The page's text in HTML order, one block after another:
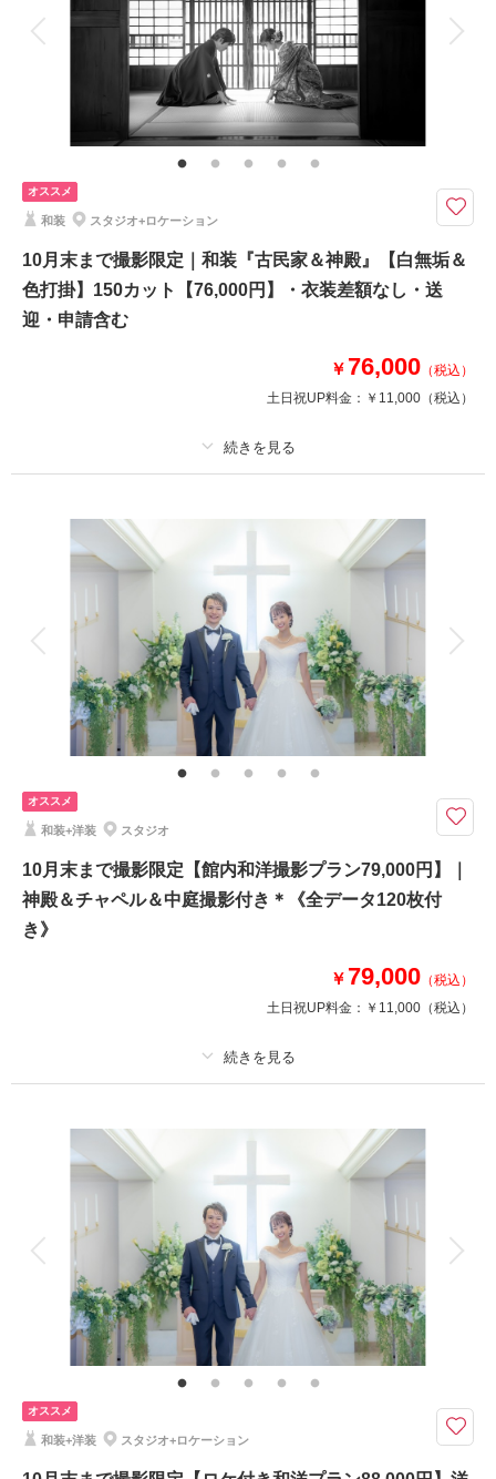
新婦様ヘア＆メイク（新婦様ヘアスタイルは洋髪orかつら綿帽子orかつら角
隠し）・髪飾り・お二人の衣装新婦2着（衣裳は差額なしで選べます）・ホ
テル館内使用料（神殿・中庭含む）
新婦和装2着含む【白無垢＆色打掛】｜ホテル内で【神殿撮影】＆ホテル中
庭で木々を背景に屋外ロケも可能。家族写真やワンちゃんもOK
●新郎和装１着、新婦和装２着
●ご新婦様は白無垢・色打掛・黒引振袖より２点
●撮影場所：ホテル館内（神殿・中庭付）
●データ120カット
※衣装差額なし
相談予約する
来店・オンライン
オススメ
和装 スタジオ+ロケーション
10月末まで撮影限定｜和装『古民家＆神殿』【白無垢＆
色打掛】150カット【76,000円】・衣装差額なし・送
迎・申請含む
￥ 76,000 （税込）
土日祝UP料金： ￥11,000 （税込）
撮影料 新郎衣装1着
着付け 小物一式
データ 150 カット
衣装追加 挙式
家族と撮影 家族用衣装レンタル ペットと撮影
その他含むもの
館内スタジオで金屏風前にて正座の撮影が含まれます 新婦ヘアメイク お
二人の着付け 和装小物一式 ロケ先までの送迎 ホテル館内撮影使用料
（神殿含む） 古民家撮影使用料含む
夏のみ！8月撮影限定｜早得【古民家+中庭】＆【目白庭園】の2ヶ所で撮影
が76,000円コミコミ。新婦和装2着で大変お得です
古民家×館内神殿+中庭の撮影両方撮れて76,000円
●新郎和装１着、新婦和装２着
●ご新婦様は白無垢・色打掛・黒引振袖より２点
●撮影場所：目白庭園＆神殿
オススメ
和装+洋装 スタジオ
10月末まで撮影限定【館内和洋撮影プラン79,000円】｜
神殿＆チャペル＆中庭撮影付き＊《全データ120枚付
き》
￥ 79,000 （税込）
土日祝UP料金： ￥11,000 （税込）
撮影料 新郎衣装2着
着付け 小物一式
データ 120 カット
衣装追加 挙式
家族と撮影 家族用衣装レンタル ペットと撮影
その他含むもの
金屏風前での正座の撮影が含まれます ご新婦様の和装のヘアスタイルは洋
髪orかつら綿帽子orかつら角隠し（新婦衣裳は差額なしで選べます）
暑さや気候に左右されずゆったり館内撮影ホテル内で神殿やチャペル撮影が
叶う！天候に左右されなくて安心◎
オススメ
和装+洋装 スタジオ+ロケーション